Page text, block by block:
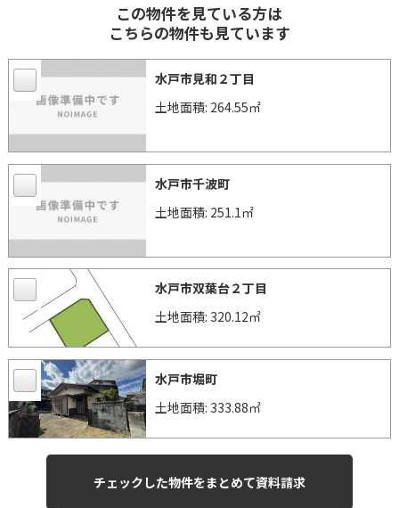
この物件を見ている方は
こちらの物件も見ています
水戸市見和２丁目
土地面積: 264.55㎡
水戸市千波町
土地面積: 251.1㎡
水戸市双葉台２丁目
土地面積: 320.12㎡
水戸市堀町
土地面積: 333.88㎡